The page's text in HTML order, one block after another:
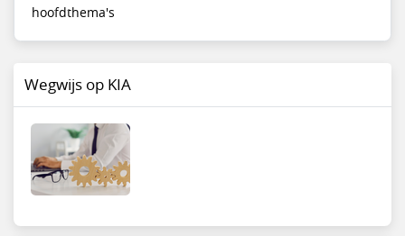
hoofdthema's
Wegwijs op KIA